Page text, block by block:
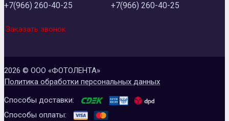
+7(966) 260-40-25 +7(966) 260-40-25
Заказать звонок
2026 © ООО «ФОТОЛЕНТА»
Политика обработки персональных данных
Способы доставки:
Способы оплаты: